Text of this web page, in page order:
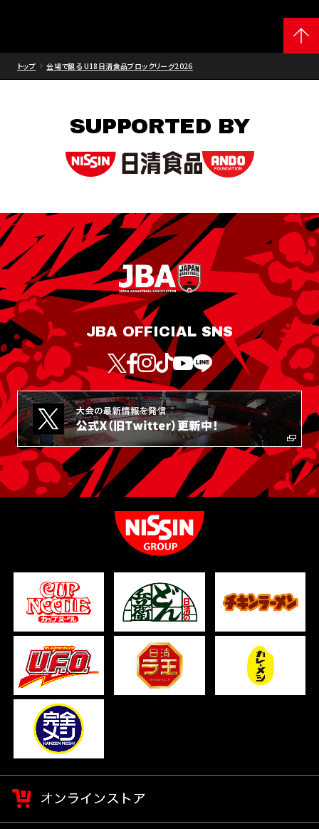
トップ 会場で観る U18日清食品ブロックリーグ2026
SUPPORTED BY
JBA OFFICIAL SNS